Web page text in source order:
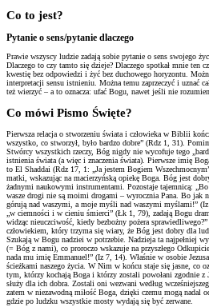
Co to jest?
Pytanie o sens/pytanie dlaczego
Prawie wszyscy ludzie zadają sobie pytanie o sens swojego
Dlaczego to czy tamto się dzieje? Dlaczego spotkał mnie ten
kwestię bez odpowiedzi i żyć bez duchowego horyzontu.
interpretacji sensu istnieniu. Można temu zaprzeczyć i uznać
też wierzyć – a to oznacza: ufać Bogu, nawet jeśli nie
Co mówi Pismo Święte?
Pierwsza relacja o stworzeniu świata i człowieka w Biblii
wszystko, co stworzył, było bardzo dobre” (Rdz 1, 31).
Stwórcy wszystkich rzeczy, Bóg nigdy nie wycofuje tego
istnienia świata (a więc i znaczenia świata). Pierwsze imię
to El Shaddai (Rdz 17, 1: „Ja jestem Bogiem
matki, wskazując na macierzyńską opiekę Boga. Bóg jest
żadnymi naukowymi instrumentami. Pozostaje tajemnicą:
wasze drogi nie są moimi drogami – wyrocznia Pana. Bo jak
górują nad waszymi, a moje myśli nad waszymi myślami!”
„w ciemności i w cieniu śmierci” (Łk 1, 79), zadają Bogu
widząc nieuczciwość, kiedy bezbożny pożera
człowiekiem, który trzyma się wiary, że Bóg jest dobry dla
Szukają w Bogu nadziei w potrzebie. Nadzieja ta najpełniej
(= Bóg z nami), co proroczo wskazuje na przyszłego
nada mu imię Emmanuel!” (Iz 7, 14). Właśnie w osobie
ścieżkami naszego życia. W Nim w końcu staje się jasne, co
tym, którzy kochają Boga i którzy zostali powołani zgodnie z
służy dla ich dobra. Zostali oni wezwani według
zatem w niezawodną miłość Boga, dzięki czemu mogą nadal
gdzie po ludzku wszystkie mosty wydają się być zerwane.